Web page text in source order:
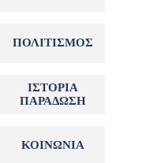
ΠΟΛΙΤΙΣΜΟΣ
ΙΣΤΟΡΙΑ
ΠΑΡΑΔΩΣΗ
ΚΟΙΝΩΝΙΑ